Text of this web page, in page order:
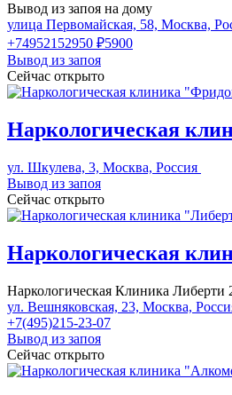
Вывод из запоя на дому
улица Первомайская, 58, Москва,
+74952152950 ₽5900
Вывод из запоя
Сейчас открыто
Наркологическая
ул. Шкулева, 3, Москва, Россия
Вывод из запоя
Сейчас открыто
Наркологическая
Наркологическая Клиника Либерти
ул. Вешняковская, 23, Москва,
+7(495)215-23-07
Вывод из запоя
Сейчас открыто